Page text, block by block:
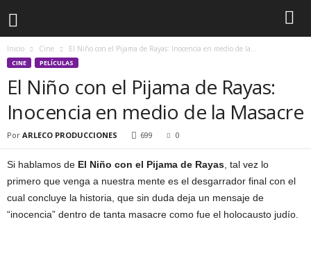
Inicio Cine El Niño con el Pijama de Rayas: Inocencia en medio de la...
CINE PELÍCULAS
El Niño con el Pijama de Rayas:
Inocencia en medio de la Masacre
Por ARLECO PRODUCCIONES 699 0
Si hablamos de El Niño con el Pijama de Rayas , tal vez lo
primero que venga a nuestra mente es el desgarrador final con el
cual concluye la historia, que sin duda deja un mensaje de
“inocencia” dentro de tanta masacre como fue el holocausto judío.